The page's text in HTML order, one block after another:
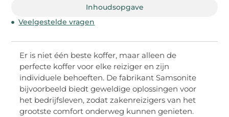
Inhoudsopgave
Veelgestelde vragen
Er is niet één beste koffer, maar alleen de
perfecte koffer voor elke reiziger en zijn
individuele behoeften. De fabrikant Samsonite
bijvoorbeeld biedt geweldige oplossingen voor
het bedrijfsleven, zodat zakenreizigers van het
grootste comfort onderweg kunnen genieten.